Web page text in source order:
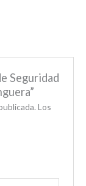
Seguridad
Los